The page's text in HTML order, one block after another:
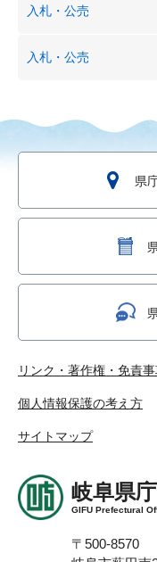
入札・公売
入札・公売
県
リンク・著作権・免責
個人情報保護の考え方
サイトマップ
岐阜県庁
GIFU Prefectural
〒500-8570